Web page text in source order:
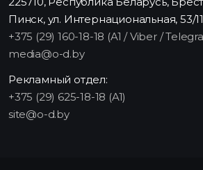
Пинск, ул. Интернациональная, 53/11
+375 (29) 160-18-18 (A1 / Viber /
media@o-d.by
Рекламный отдел:
+375 (29) 625-18-18 (A1)
site@o-d.by